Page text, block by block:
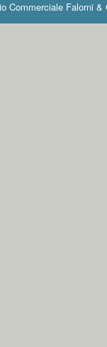
Commerciale Falorni